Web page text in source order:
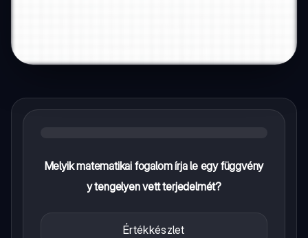
Melyik matematikai fogalom írja le egy függvény
y tengelyen vett terjedelmét?
Értékkészlet